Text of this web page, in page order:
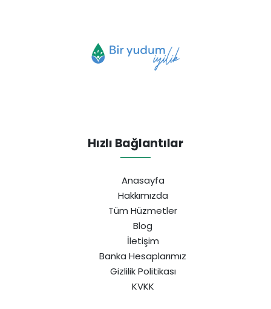
Hızlı Bağlantılar
Anasayfa
Hakkımızda
Tüm Hüzmetler
Blog
İletişim
Banka Hesaplarımız
Gizlilik Politikası
KVKK